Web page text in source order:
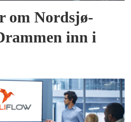
om Nordsjø-
inn i